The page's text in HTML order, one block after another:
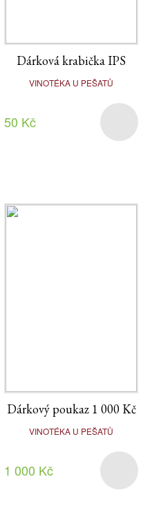
Dárková krabička IPS
VINOTÉKA U PEŠATŮ
50 Kč
Dárkový poukaz 1 000 Kč
VINOTÉKA U PEŠATŮ
1 000 Kč